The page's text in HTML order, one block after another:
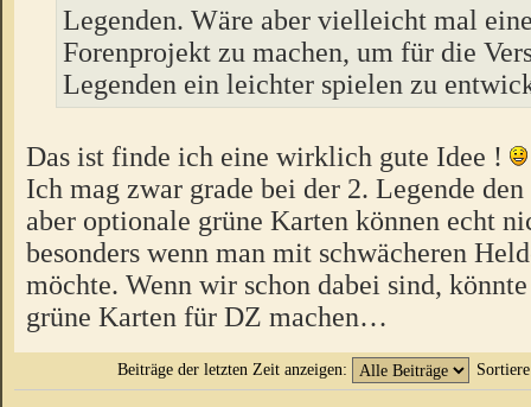
Legenden. Wäre aber vielleicht mal
Forenprojekt zu machen, um für die
Legenden ein leichter spielen zu
Das ist finde ich eine wirklich gute Idee !
Ich mag zwar grade bei der 2. Legende
aber optionale grüne Karten können echt
besonders wenn man mit schwächeren
möchte. Wenn wir schon dabei sind,
grüne Karten für DZ machen…
Beiträge der letzten Zeit anzeigen: